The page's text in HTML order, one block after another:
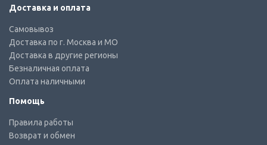
Доставка и оплата
Самовывоз
Доставка по г. Москва и МО
Доставка в другие регионы
Безналичная оплата
Оплата наличными
Помощь
Правила работы
Возврат и обмен